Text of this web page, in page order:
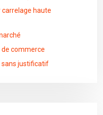
carrelage haute
de commerce
sans justificatif